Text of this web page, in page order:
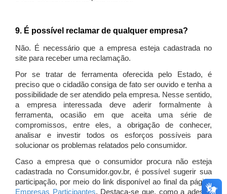
9. É possível reclamar de qualquer empresa?
Não. É necessário que a empresa esteja cadastrada no
site para receber uma reclamação.
Por se tratar de ferramenta oferecida pelo Estado, é
preciso que o cidadão consiga de fato ser ouvido e tenha a
possibilidade de ser atendido pela empresa. Nesse sentido,
a empresa interessada deve aderir formalmente à
ferramenta, ocasião em que aceita uma série de
compromissos, entre eles, a obrigação de conhecer,
analisar e investir todos os esforços possíveis para
solucionar os problemas relatados pelo consumidor.
Caso a empresa que o consumidor procura não esteja
cadastrada no Consumidor.gov.br, é possível sugerir sua
participação, por meio do link disponível ao final da página
Empresas Participantes. Destaca-se que, como a adesão